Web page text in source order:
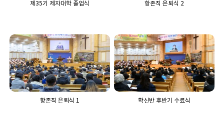
제35기 제자대학 졸업식 항존직 은퇴식 2
항존직 은퇴식 1 확신반 후반기 수료식